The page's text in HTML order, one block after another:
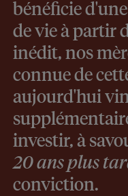
bénéficie
de vie à partir
inédit, nos
connue de
aujourd'hui
investir, à
20 ans plus
conviction.